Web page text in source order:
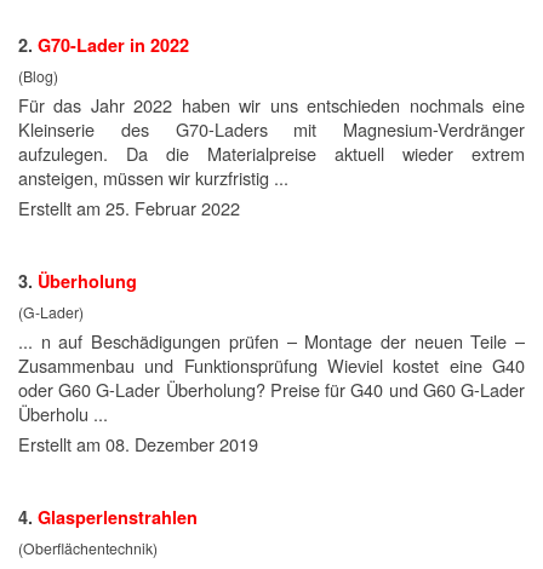
2. G70-Lader in 2022
(Blog)
Für das Jahr 2022 haben wir uns entschieden nochmals eine
Kleinserie des G70-Laders mit Magnesium-Verdränger
aufzulegen. Da die Materialpreise aktuell wieder extrem
ansteigen, müssen wir kurzfristig ...
Erstellt am 25. Februar 2022
3. Überholung
(G-Lader)
... n auf Beschädigungen prüfen – Montage der neuen Teile –
Zusammenbau und Funktionsprüfung Wieviel kostet eine G40
oder G60 G-Lader Überholung? Preisefür G40 und G60 G-Lader
Überholu ...
Erstellt am 08. Dezember 2019
4. Glasperlenstrahlen
(Oberflächentechnik)